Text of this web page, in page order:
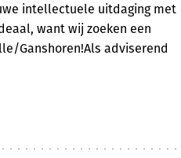
intellectuele uitdaging met
want wij zoeken een
Ganshoren!Als adviserend